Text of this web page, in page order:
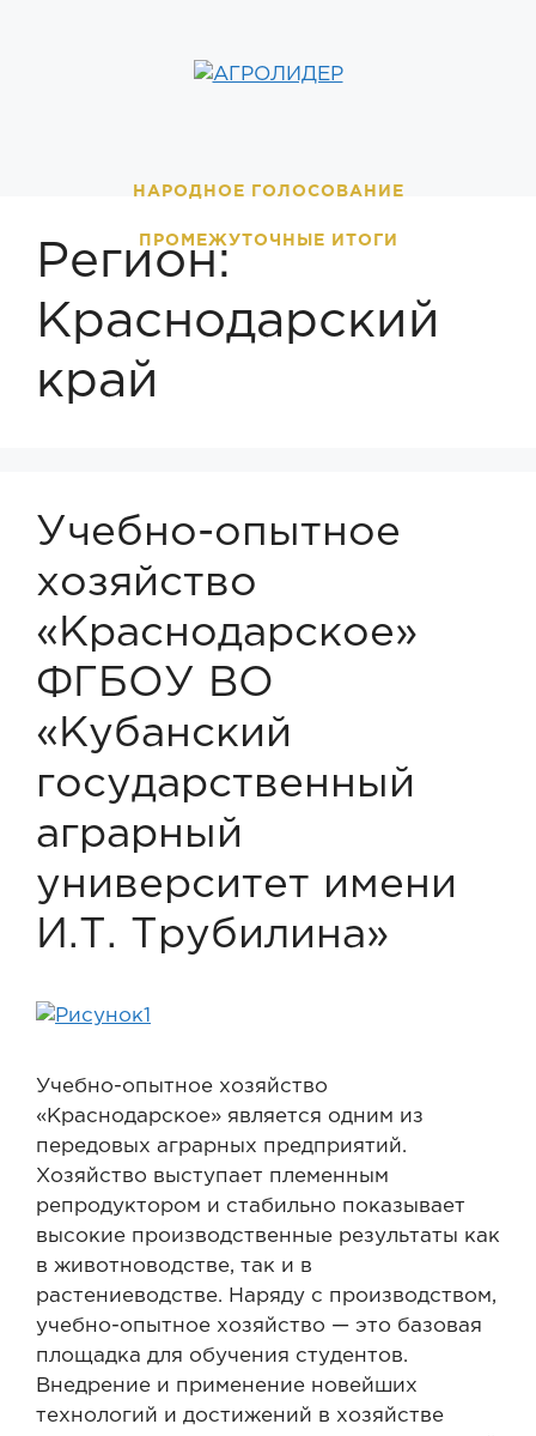
НАРОДНОЕ ГОЛОСОВАНИЕ
ПРОМЕЖУТОЧНЫЕ ИТОГИ
Регион:
Краснодарский
край
Учебно-опытное
хозяйство
«Краснодарское»
ФГБОУ ВО
«Кубанский
государственный
аграрный
университет имени
И.Т. Трубилина»
Учебно-опытное хозяйство
«Краснодарское» является одним из
передовых аграрных предприятий.
Хозяйство выступает племенным
репродуктором и стабильно показывает
высокие производственные результаты как
в животноводстве, так и в
растениеводстве. Наряду с производством,
учебно-опытное хозяйство — это базовая
площадка для обучения студентов.
Внедрение и применение новейших
технологий и достижений в хозяйстве